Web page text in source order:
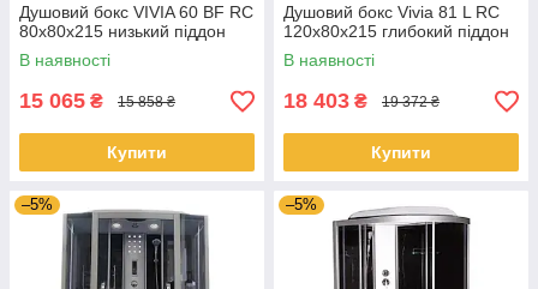
Душовий бокс VIVIA 60 BF RC
80х80х215 низький піддон
В наявності
15 065 ₴ 15 858 ₴
Купити
Душовий бокс Vivia 81 L RC
120x80x215 глибокий піддон
В наявності
18 403 ₴ 19 372 ₴
Купити
–5% –5%